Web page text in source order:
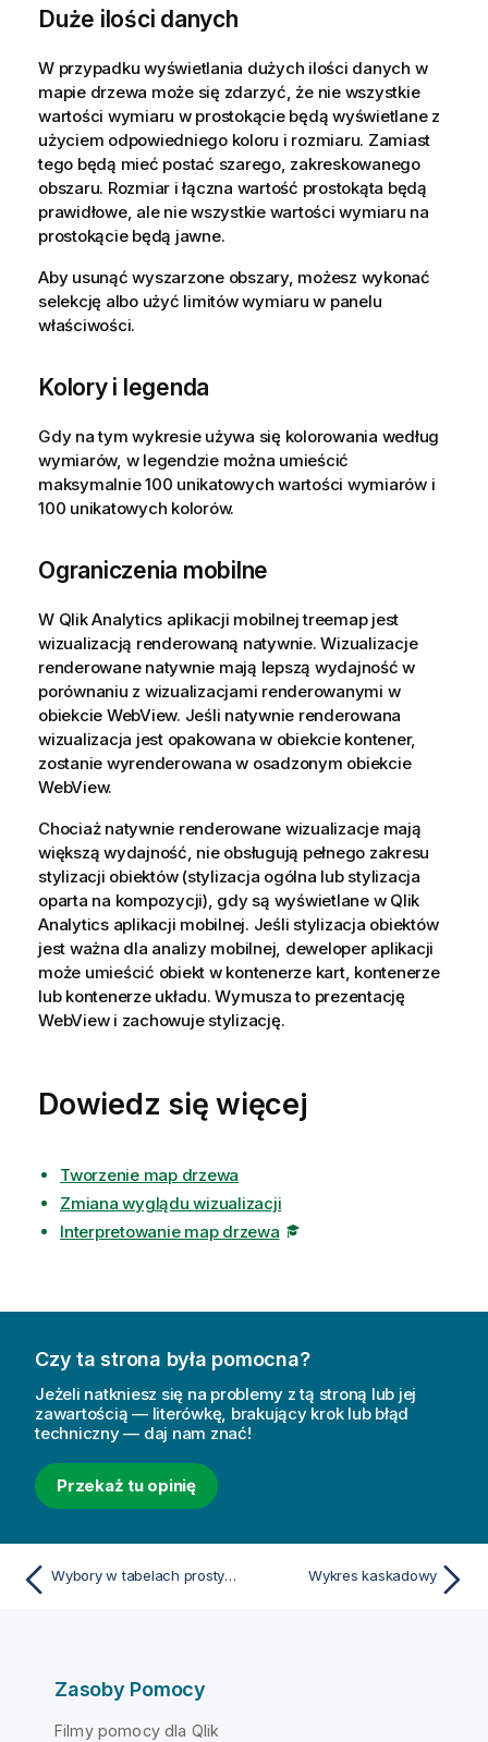
Duże ilości danych
W przypadku wyświetlania dużych ilości danych w
mapie drzewa może się zdarzyć, że nie wszystkie
wartości wymiaru w prostokącie będą wyświetlane z
użyciem odpowiedniego koloru i rozmiaru. Zamiast
tego będą mieć postać szarego, zakreskowanego
obszaru. Rozmiar i łączna wartość prostokąta będą
prawidłowe, ale nie wszystkie wartości wymiaru na
prostokącie będą jawne.
Aby usunąć wyszarzone obszary, możesz wykonać
selekcję albo użyć limitów wymiaru w panelu
właściwości.
Kolory i legenda
Gdy na tym wykresie używa się kolorowania według
wymiarów, w legendzie można umieścić
maksymalnie 100 unikatowych wartości wymiarów i
100 unikatowych kolorów.
Ograniczenia mobilne
W Qlik Analytics aplikacji mobilnej treemap jest
wizualizacją renderowaną natywnie. Wizualizacje
renderowane natywnie mają lepszą wydajność w
porównaniu z wizualizacjami renderowanymi w
obiekcie WebView. Jeśli natywnie renderowana
wizualizacja jest opakowana w obiekcie kontener,
zostanie wyrenderowana w osadzonym obiekcie
WebView.
Chociaż natywnie renderowane wizualizacje mają
większą wydajność, nie obsługują pełnego zakresu
stylizacji obiektów (stylizacja ogólna lub stylizacja
oparta na kompozycji), gdy są wyświetlane w Qlik
Analyticsaplikacji mobilnej. Jeśli stylizacja obiektów
jest ważna dla analizy mobilnej, deweloper aplikacji
może umieścić obiekt w kontenerze kart, kontenerze
lub kontenerze układu. Wymusza to prezentację
WebView i zachowuje stylizację.
Dowiedz się więcej
Tworzenie map drzewa
Zmiana wyglądu wizualizacji
Interpretowanie map drzewa
Czy ta strona była pomocna?
Jeżeli natkniesz się na problemy z tą stroną lub jej
zawartością — literówkę, brakujący krok lub błąd
techniczny — daj nam znać!
Przekaż tu opinię
Wybory w tabelach prostych Wykres kaskadowy
Zasoby Pomocy
Filmy pomocy dla Qlik